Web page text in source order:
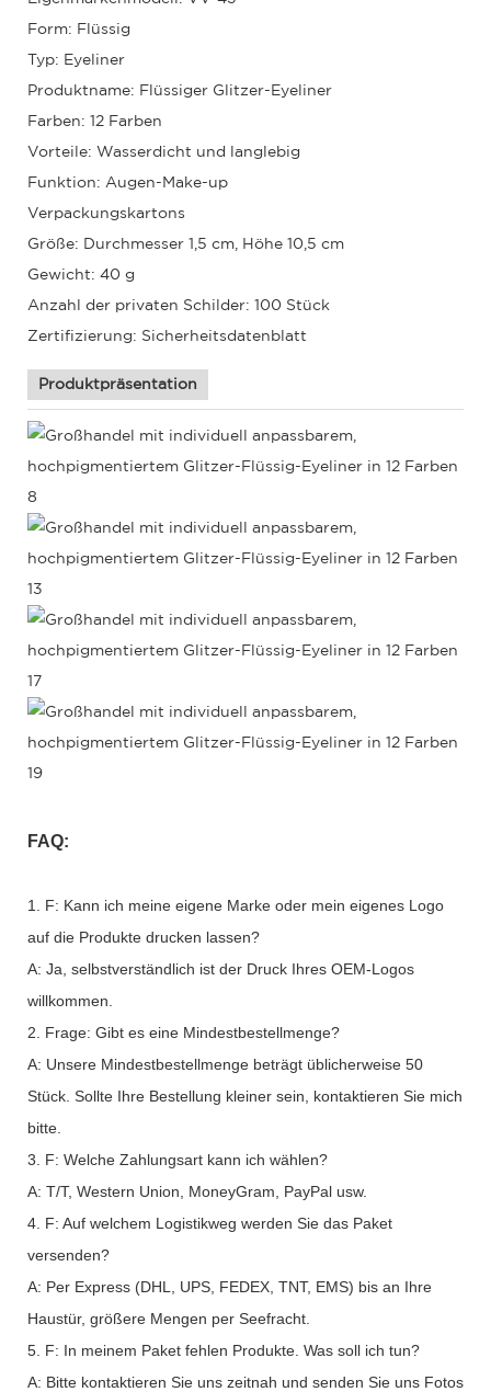
Form: Flüssig
Typ: Eyeliner
Produktname: Flüssiger Glitzer-Eyeliner
Farben: 12 Farben
Vorteile: Wasserdicht und langlebig
Funktion: Augen-Make-up
Verpackungskartons
Größe: Durchmesser 1,5 cm, Höhe 10,5 cm
Gewicht: 40 g
Anzahl der privaten Schilder: 100 Stück
Zertifizierung: Sicherheitsdatenblatt
Produktpräsentation
FAQ:
1. F: Kann ich meine eigene Marke oder mein eigenes Logo
auf die Produkte drucken lassen?
A: Ja, selbstverständlich ist der Druck Ihres OEM-Logos
willkommen.
2. Frage: Gibt es eine Mindestbestellmenge?
A: Unsere Mindestbestellmenge beträgt üblicherweise 50
Stück. Sollte Ihre Bestellung kleiner sein, kontaktieren Sie mich
bitte.
3. F: Welche Zahlungsart kann ich wählen?
A: T/T, Western Union, MoneyGram, PayPal usw.
4. F: Auf welchem ​​Logistikweg werden Sie das Paket
versenden?
A: Per Express (DHL, UPS, FEDEX, TNT, EMS) bis an Ihre
Haustür, größere Mengen per Seefracht.
5. F: In meinem Paket fehlen Produkte. Was soll ich tun?
A: Bitte kontaktieren Sie uns zeitnah und senden Sie uns Fotos